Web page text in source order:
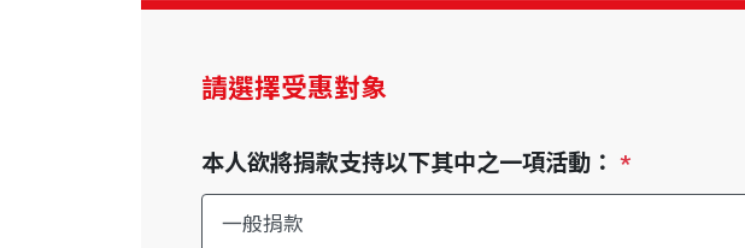
請選擇受惠對象
本人欲將捐款支持以下其中之一項活動： *